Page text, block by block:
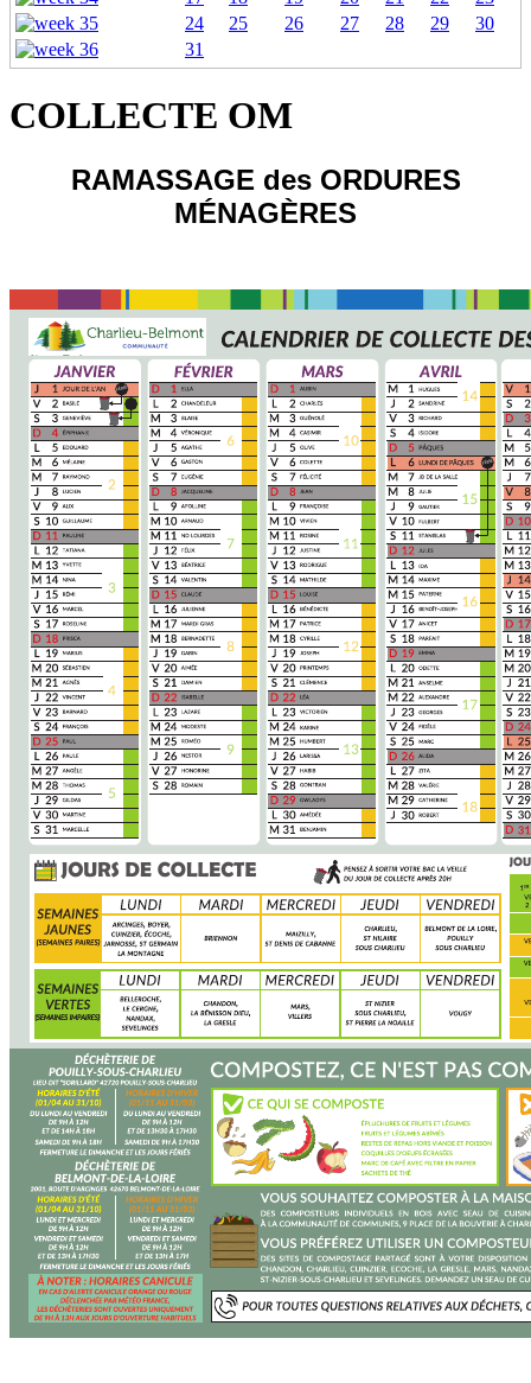
24
25 26 27 28 29
30
31
COLLECTE OM
RAMASSAGE des ORDURES
MÉNAGÈRES